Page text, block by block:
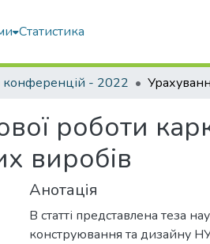
Статистика
конференцій - 2022
роботи
виробів
Анотація
В статті представлена теза
конструювання та дизайну